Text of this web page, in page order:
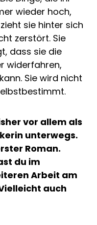
wieder hoch,
sie hinter sich
zerstört. Sie
dass sie die
widerfahren,
Sie wird nicht
vor allem als
unterwegs.
Roman.
du im
Arbeit am
auch